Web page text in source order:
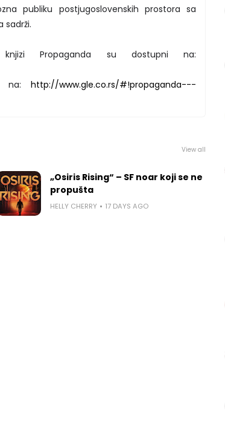
publiku postjugoslovenskih prostora sa
sadrži.
Propaganda su dostupni na:
na: http://www.gle.co.rs/#!propaganda---
View all
„Osiris Rising“ – SF noar koji se ne
propušta
HELLY CHERRY 17 DAYS AGO